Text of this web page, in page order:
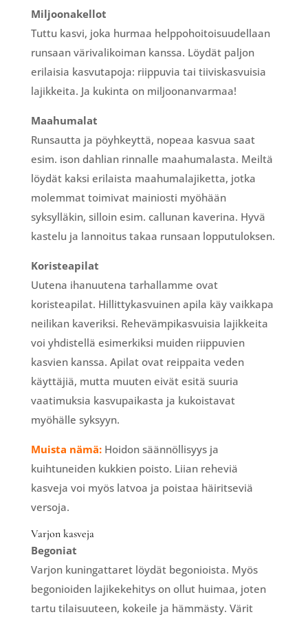
Miljoonakellot
Tuttu kasvi, joka hurmaa helppohoitoisuudellaan
runsaan värivalikoiman kanssa. Löydät paljon
erilaisia kasvutapoja: riippuvia tai tiiviskasvuisia
lajikkeita. Ja kukinta on miljoonanvarmaa!
Maahumalat
Runsautta ja pöyhkeyttä, nopeaa kasvua saat
esim. ison dahlian rinnalle maahumalasta. Meiltä
löydät kaksi erilaista maahumalajiketta, jotka
molemmat toimivat mainiosti myöhään
syksylläkin, silloin esim. callunan kaverina. Hyvä
kastelu ja lannoitus takaa runsaan lopputuloksen.
Koristeapilat
Uutena ihanuutena tarhallamme ovat
koristeapilat. Hillittykasvuinen apila käy vaikkapa
neilikan kaveriksi. Rehevämpikasvuisia lajikkeita
voi yhdistellä esimerkiksi muiden riippuvien
kasvien kanssa. Apilat ovat reippaita veden
käyttäjiä, mutta muuten eivät esitä suuria
vaatimuksia kasvupaikasta ja kukoistavat
myöhälle syksyyn.
Muista nämä:Hoidon säännöllisyys ja
kuihtuneiden kukkien poisto. Liian reheviä
kasveja voi myös latvoa ja poistaa häiritseviä
versoja.
Varjon kasveja
Begoniat
Varjon kuningattaret löydät begonioista. Myös
begonioiden lajikekehitys on ollut huimaa, joten
tartu tilaisuuteen, kokeile ja hämmästy. Värit